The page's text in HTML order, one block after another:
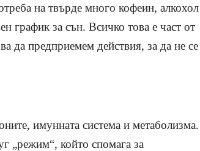
на твърде много кофеин, алкохол
график за сън. Всичко това е част от
да предприемем действия, за да не се
имунната система и метаболизма.
„режим“, който спомага за